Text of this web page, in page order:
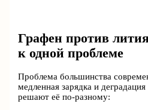
Графен против
к одной проблеме
Проблема большинства
медленная зарядка и
решают её по-разному: